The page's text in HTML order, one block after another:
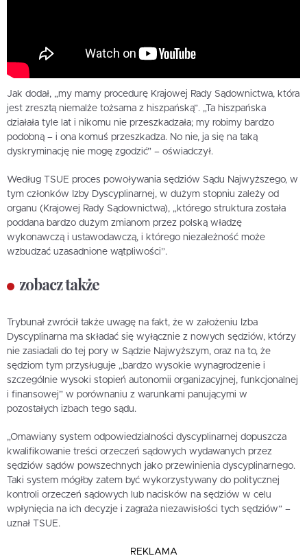
Jak dodał, „my mamy procedurę Krajowej Rady Sądownictwa, która
jest zresztą niemalże tożsama z hiszpańską”. „Ta hiszpańska
działała tyle lat i nikomu nie przeszkadzała; my robimy bardzo
podobną – i ona komuś przeszkadza. No nie, ja się na taką
dyskryminację nie mogę zgodzić” – oświadczył.
Według TSUE proces powoływania sędziów Sądu Najwyższego, w
tym członków Izby Dyscyplinarnej, w dużym stopniu zależy od
organu (Krajowej Rady Sądownictwa), „którego struktura została
poddana bardzo dużym zmianom przez polską władzę
wykonawczą i ustawodawczą, i którego niezależność może
wzbudzać uzasadnione wątpliwości”.
zobacz także
Trybunał zwrócił także uwagę na fakt, że w założeniu Izba
Dyscyplinarna ma składać się wyłącznie z nowych sędziów, którzy
nie zasiadali do tej pory w Sądzie Najwyższym, oraz na to, że
sędziom tym przysługuje „bardzo wysokie wynagrodzenie i
szczególnie wysoki stopień autonomii organizacyjnej, funkcjonalnej
i finansowej” w porównaniu z warunkami panującymi w
pozostałych izbach tego sądu.
„Omawiany system odpowiedzialności dyscyplinarnej dopuszcza
kwalifikowanie treści orzeczeń sądowych wydawanych przez
sędziów sądów powszechnych jako przewinienia dyscyplinarnego.
Taki system mógłby zatem być wykorzystywany do politycznej
kontroli orzeczeń sądowych lub nacisków na sędziów w celu
wpłynięcia na ich decyzje i zagraża niezawisłości tych sędziów” –
uznał TSUE.
REKLAMA